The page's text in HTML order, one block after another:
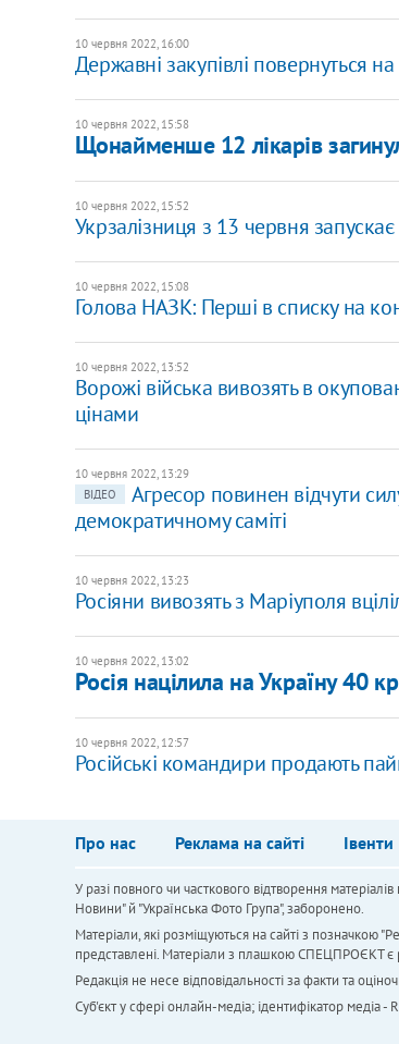
10 червня 2022, 16:00
Державні закупівлі повернуться
10 червня 2022, 15:58
Щонайменше 12 лікарів
10 червня 2022, 15:52
Укрзалізниця з 13 червня
10 червня 2022, 15:08
Голова НАЗК: Перші в списку на
10 червня 2022, 13:52
Ворожі війська вивозять в
цінами
10 червня 2022, 13:29
ВІДЕО
Агресор повинен відчути
демократичному саміті
10 червня 2022, 13:23
Росіяни вивозять з Маріуполя
10 червня 2022, 13:02
Росія націлила на Україну 40
10 червня 2022, 12:57
Російські командири продають
Про нас Реклама на сайті Івенти
У разі повного чи часткового відтворення
Новини" й "Українська Фото Група", заборонено.
Матеріали, які розміщуються на сайті з позначкою
представлені. Матеріали з плашкою СПЕЦПРОЄКТ є
Редакція не несе відповідальності за факти та
Cуб'єкт у сфері онлайн-медіа; ідентифікатор медіа -